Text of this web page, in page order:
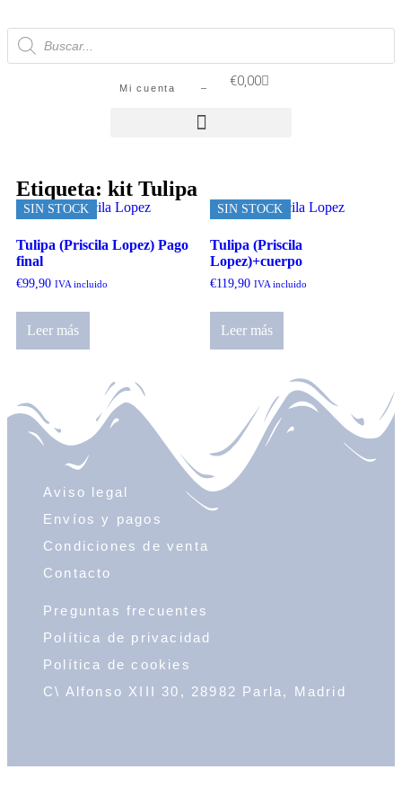
Mi cuenta – €0,00
Etiqueta: kit Tulipa
SIN STOCK
Tulipa (Priscila Lopez) Pago
final
€99,90 IVA incluido
Leer más
SIN STOCK
Tulipa (Priscila
Lopez)+cuerpo
€119,90 IVA incluido
Leer más
Aviso legal
Envíos y pagos
Condiciones de venta
Contacto
Preguntas frecuentes
Política de privacidad
Política de cookies
C\ Alfonso XIII 30, 28982 Parla, Madrid